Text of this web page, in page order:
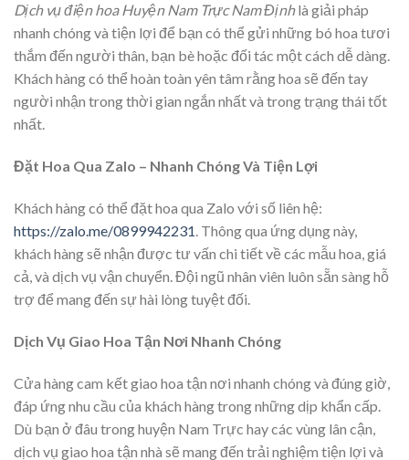
Dịch vụ điện hoa Huyện Nam Trực Nam Địnhlà giải pháp
nhanh chóng và tiện lợi để bạn có thể gửi những bó hoa tươi
thắm đến người thân, bạn bè hoặc đối tác một cách dễ dàng.
Khách hàng có thể hoàn toàn yên tâm rằng hoa sẽ đến tay
người nhận trong thời gian ngắn nhất và trong trạng thái tốt
nhất.
Đặt Hoa Qua Zalo – Nhanh Chóng Và Tiện Lợi
Khách hàng có thể đặt hoa qua Zalo với số liên hệ:
https://zalo.me/0899942231. Thông qua ứng dụng này,
khách hàng sẽ nhận được tư vấn chi tiết về các mẫu hoa, giá
cả, và dịch vụ vận chuyển. Đội ngũ nhân viên luôn sẵn sàng hỗ
trợ để mang đến sự hài lòng tuyệt đối.
Dịch Vụ Giao Hoa Tận Nơi Nhanh Chóng
Cửa hàng cam kết giao hoa tận nơi nhanh chóng và đúng giờ,
đáp ứng nhu cầu của khách hàng trong những dịp khẩn cấp.
Dù bạn ở đâu trong huyện Nam Trực hay các vùng lân cận,
dịch vụ giao hoa tận nhà sẽ mang đến trải nghiệm tiện lợi và